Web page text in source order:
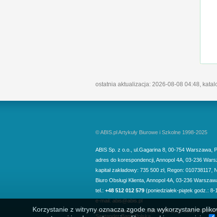
ostatnia aktualizacja: 2026-08-08 04:48,
© ABIS.pl Artykuły Biurowe i Szkolne 1998-2025
ABIS Sp. z o.o. ul.Gagarina 8 00-754 Warszawa
adres do korespondencji Annopol 4A 03-236
kapitał zakładowy: 735 500 zł, Regon: 010738117,
Biuro Obsługi Klienta, Annopol 4A, 03-236
tel.: +48 512 012 579 (poniedziałek-piątek godz.: 8-
e-mail:abis@abis.pl
numer rachunku: 62 1910 1048 2215 1221 7400
Korzystanie z witryny oznacza zgode na wykorzystanie